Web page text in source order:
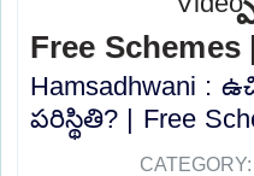
Free Schemes
Hamsadhwani :
పరిస్థితి? | Free
CATEGORY: